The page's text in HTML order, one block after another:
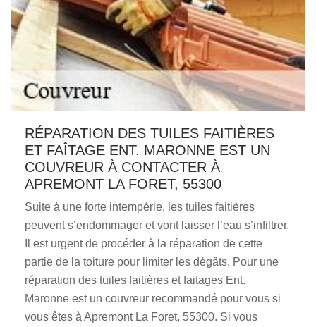
RÉPARATION DES TUILES FAITIÈRES
ET FAÎTAGE ENT. MARONNE EST UN
COUVREUR À CONTACTER À
APREMONT LA FORET, 55300
Suite à une forte intempérie, les tuiles faitières
peuvent s’endommager et vont laisser l’eau s’infiltrer.
Il est urgent de procéder à la réparation de cette
partie de la toiture pour limiter les dégâts. Pour une
réparation des tuiles faitières et faitages Ent.
Maronne est un couvreur recommandé pour vous si
vous êtes à Apremont La Foret, 55300. Si vous